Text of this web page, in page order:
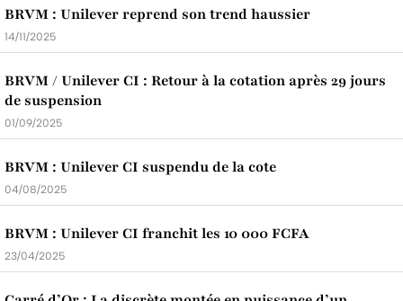
BRVM : Unilever reprend son trend haussier
14/11/2025
BRVM / Unilever CI : Retour à la cotation après 29 jours
de suspension
01/09/2025
BRVM : Unilever CI suspendu de la cote
04/08/2025
BRVM : Unilever CI franchit les 10 000 FCFA
23/04/2025